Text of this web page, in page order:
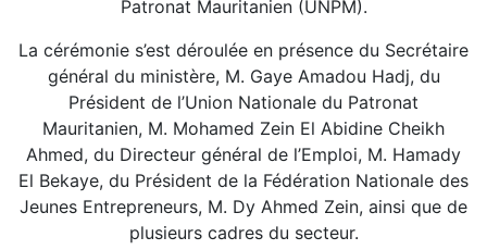
Patronat Mauritanien (UNPM).
La cérémonie s’est déroulée en présence du Secrétaire
général du ministère, M. Gaye Amadou Hadj, du
Président de l’Union Nationale du Patronat
Mauritanien, M. Mohamed Zein El Abidine Cheikh
Ahmed, du Directeur général de l’Emploi, M. Hamady
El Bekaye, du Président de la Fédération Nationale des
Jeunes Entrepreneurs, M. Dy Ahmed Zein, ainsi que de
plusieurs cadres du secteur.